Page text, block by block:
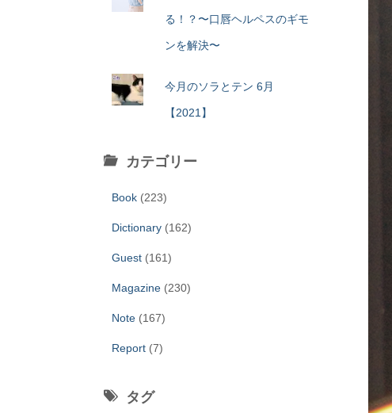
る！？〜口唇ヘルペスのギモ
ンを解決〜
今月のソラとテン 6月
【2021】
カテゴリー
Book(223)
Dictionary(162)
Guest(161)
Magazine(230)
Note(167)
Report(7)
タグ